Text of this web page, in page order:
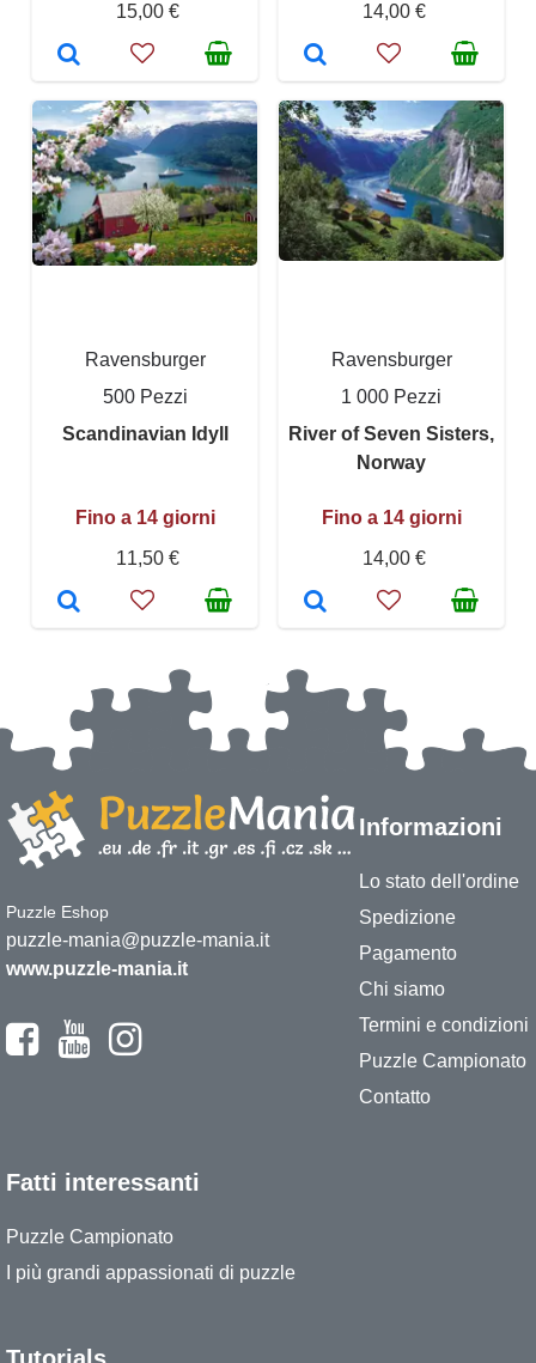
15,00 €
14,00 €
Ravensburger
500 Pezzi
Scandinavian Idyll
Fino a 14 giorni
11,50 €
Ravensburger
1 000 Pezzi
River of Seven Sisters,
Norway
Fino a 14 giorni
14,00 €
Puzzle Eshop
puzzle-mania@puzzle-mania.it
www.puzzle-mania.it
Informazioni
Lo stato dell'ordine
Spedizione
Pagamento
Chi siamo
Termini e condizioni
Puzzle Campionato
Contatto
Fatti interessanti
Puzzle Campionato
I più grandi appassionati di puzzle